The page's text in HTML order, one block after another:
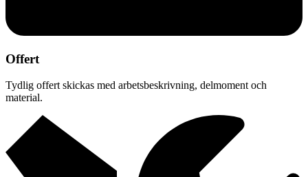
Offert
Tydlig offert skickas med arbetsbeskrivning, delmoment och
material.